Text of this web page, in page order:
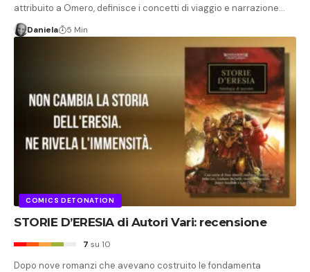
attribuito a Omero, definisce i concetti di viaggio e narrazione…
Daniela 5 Min
COMICS DETONATION
STORIE D’ERESIA di Autori Vari: recensione
7 su 10
Dopo nove romanzi che avevano costruito le fondamenta